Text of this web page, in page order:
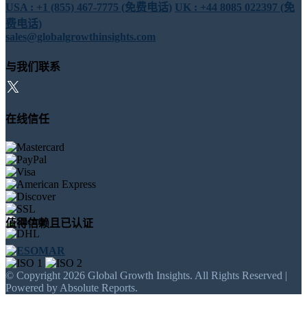
USA : +1 (855) 467-7775 (免费电话) UK : +44 8085 022397 (免
费电话)
sales@globalgrowthinsights.com
与我们联系
在线信任
值得信赖且已认证
© Copyright 2026 Global Growth Insights. All Rights Reserved |
Powered by Absolute Reports.